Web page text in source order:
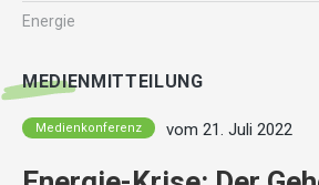
Energie
MEDIENMITTEILUNG
Medienkonferenz vom 21. Juli 2022